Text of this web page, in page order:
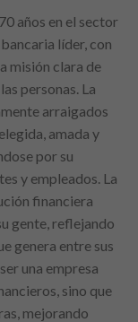
años en el sector
líder, con
misión clara de
personas. La
arraigados
elegida, amada y
por su
y empleados. La
financiera
gente, reflejando
genera entre sus
una empresa
sino que
mejorando